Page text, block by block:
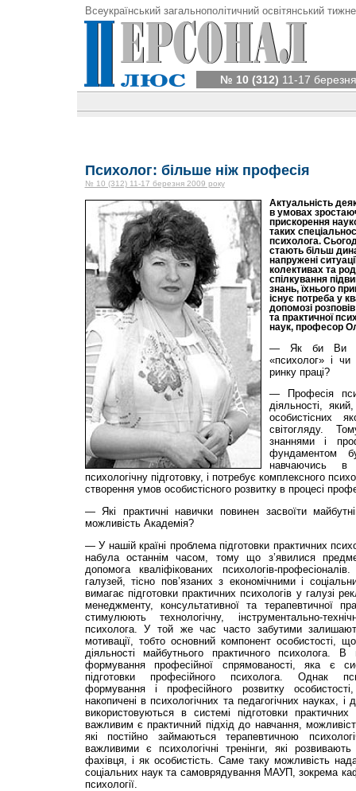
Всеукраїнський загальнополітичний освітянський
№ 10 (312) 11-17
Психолог: більше ніж професія
№ 10 (312) 11-17 березня 2009 року
Актуальність
в умовах
прискорення
таких
психолога.
стають більш
напружені
колективах та
спілкування
знань, їхнього
існує потреба у
допомозі
та практичної
наук, професор
— Як би Ви
«психолог» і
ринку праці?
— Професія
діяльності,
особистісних
світогляду.
знаннями і
фундаментом
навчаючись
психологічну підготовку, і потребує комплексного
створення умов особистісного розвитку в процесі
— Які практичні навички повинен засвоїти
можливість Академія?
— У нашій країні проблема підготовки практичних
набула останнім часом, тому що з’явилися
допомога кваліфікованих психологів-
галузей, тісно пов’язаних з економічними і
вимагає підготовки практичних психологів у галузі
менеджменту, консультативної та терапевтичної
стимулюють технологічну, інструментально-
психолога. У той же час часто забутими
мотивації, тобто основний компонент особистості,
діяльності майбутнього практичного психолога.
формування професійної спрямованості, яка є
підготовки професійного психолога. Однак
формування і професійного розвитку
накопичені в психологічних та педагогічних науках,
використовуються в системі підготовки
важливим є практичний підхід до навчання,
які постійно займаються терапевтичною
важливими є психологічні тренінги, які
фахівця, і як особистість. Саме таку можливість
соціальних наук та самоврядування МАУП, зокрема
психології.